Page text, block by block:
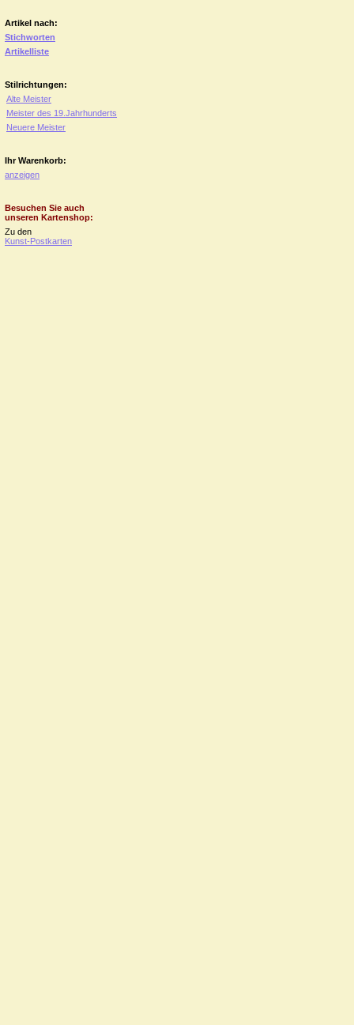
Artikel nach:
Stichworten
Artikelliste
Stilrichtungen:
Alte Meister
Meister des 19.Jahrhunderts
Neuere Meister
Ihr Warenkorb:
anzeigen
Besuchen Sie auch
unseren Kartenshop:
Zu den
Kunst-Postkarten